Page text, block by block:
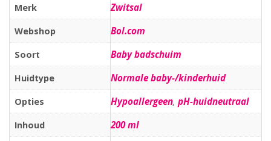
Merk Zwitsal
Webshop Bol.com
Soort Baby badschuim
Huidtype Normale baby-/kinderhuid
Opties Hypoallergeen, pH-huidneutraal
Inhoud 200 ml